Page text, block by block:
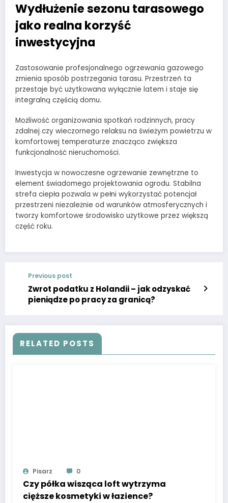
Wydłużenie sezonu tarasowego
jako realna korzyść
inwestycyjna
Zastosowanie profesjonalnego ogrzewania gazowego
zmienia sposób postrzegania tarasu. Przestrzeń ta
przestaje być użytkowana wyłącznie latem i staje się
integralną częścią domu.
Możliwość organizowania spotkań rodzinnych, pracy
zdalnej czy wieczornego relaksu na świeżym powietrzu w
komfortowej temperaturze znacząco zwiększa
funkcjonalność nieruchomości.
Inwestycja w nowoczesne ogrzewanie zewnętrzne to
element świadomego projektowania ogrodu. Stabilna
strefa ciepła pozwala w pełni wykorzystać potencjał
przestrzeni niezależnie od warunków atmosferycznych i
tworzy komfortowe środowisko użytkowe przez większą
część roku.
Previous post
Zwrot podatku z Holandii – jak odzyskać
pieniądze po pracy za granicą?
RELATED POSTS
Pisarz 0
Czy półka wisząca loft wytrzyma
cięższe kosmetyki w łazience?